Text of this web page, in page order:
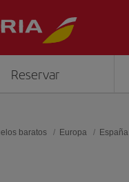
Reservar
baratos Europa España